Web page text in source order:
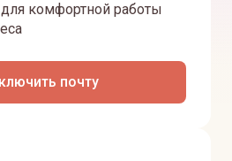
комфортной работы
почту